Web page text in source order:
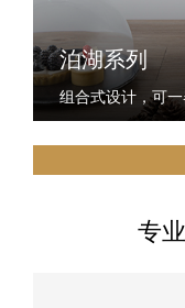
泊湖系列
组合式设计，可
专